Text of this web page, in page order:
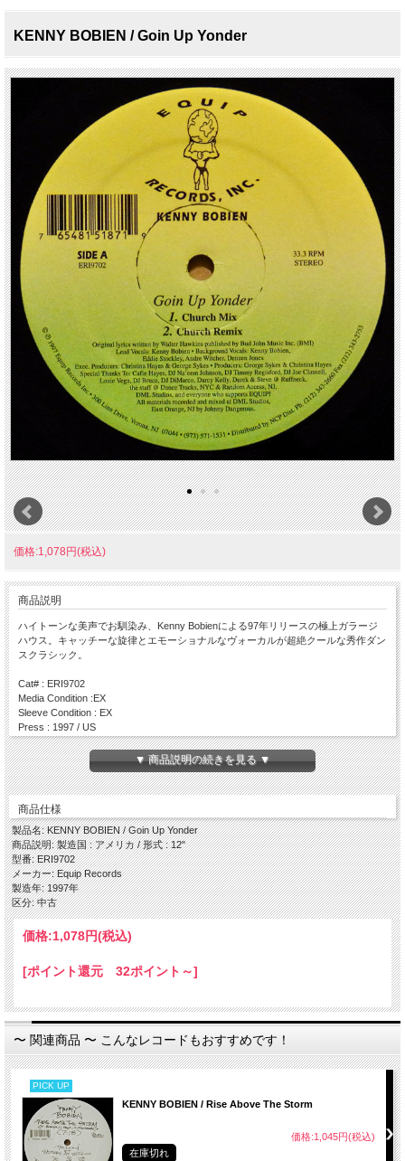
KENNY BOBIEN / Goin Up Yonder
価格:1,078円(税込)
商品説明
ハイトーンな美声でお馴染み、Kenny Bobienによる97年リリースの極上ガラージ
ハウス。キャッチーな旋律とエモーショナルなヴォーカルが超絶クールな秀作ダン
スクラシック。
Cat# : ERI9702
Media Condition :EX
Sleeve Condition : EX
Press : 1997 / US
Side A
・ Goin Up Yonder (Church Mix)
・ Goin Up Yonder (Church Remix)
・ Goin Up Yonder (Underground Mix)
・ Goin Up Yonder (Dub Mix)
▼ 商品説明の続きを見る ▼
商品仕様
製品名: KENNY BOBIEN / Goin Up Yonder
商品説明: 製造国 : アメリカ / 形式 : 12"
型番: ERI9702
メーカー: Equip Records
製造年: 1997年
区分: 中古
価格:1,078円(税込)
[ポイント還元 32ポイント～]
〜 関連商品 〜 こんなレコードもおすすめです！
PICK UP
KENNY BOBIEN / Rise Above The Storm
価格:1,045円(税込)
在庫切れ